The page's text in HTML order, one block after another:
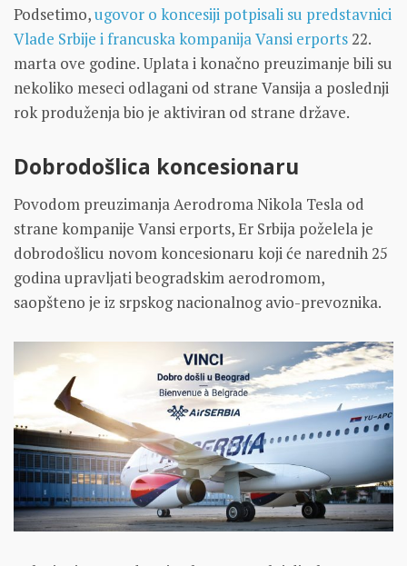
Podsetimo,ugovor o koncesiji potpisali su predstavnici
Vlade Srbije i francuska kompanija Vansi erports 22.
marta ove godine. Uplata i konačno preuzimanje bili su
nekoliko meseci odlagani od strane Vansija a poslednji
rok produženja bio je aktiviran od strane države.
Dobrodošlica koncesionaru
Povodom preuzimanja Aerodroma Nikola Tesla od
strane kompanije Vansi erports, Er Srbija poželela je
dobrodošlicu novom koncesionaru koji će narednih 25
godina upravljati beogradskim aerodromom,
saopšteno je iz srpskog nacionalnog avio-prevoznika.